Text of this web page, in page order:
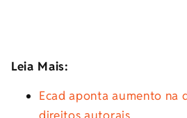
Leia Mais:
Ecad aponta aumento na